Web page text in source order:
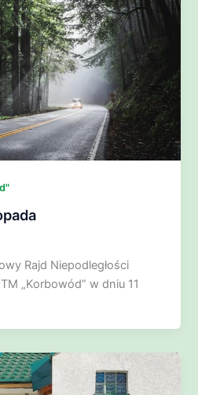
Rajd Niepodległości
„Korbowód” w dniu 11